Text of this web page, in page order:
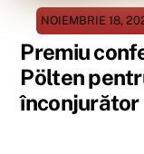
NOIEMBRIE 18,
Premiu
Pölten
înconjurător